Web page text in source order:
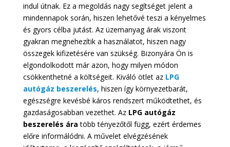
indul útnak. Ez a megoldás nagy segítséget jelent a
mindennapok során, hiszen lehetővé teszi a kényelmes
és gyors célba jutást. Az üzemanyag árak viszont
gyakran megnehezítik a használatot, hiszen nagy
összegek kifizetésére van szükség. Bizonyára Ön is
elgondolkodott már azon, hogy milyen módon
csökkenthetné a költségeit. Kiváló ötlet az LPG
autógáz beszerelés, hiszen így környezetbarát,
egészségre kevésbé káros rendszert működtethet, és
gazdaságosabban vezethet. AzLPG autógáz
beszerelés ára több tényezőtől függ, ezért érdemes
előre informálódni. A művelet elvégzésének